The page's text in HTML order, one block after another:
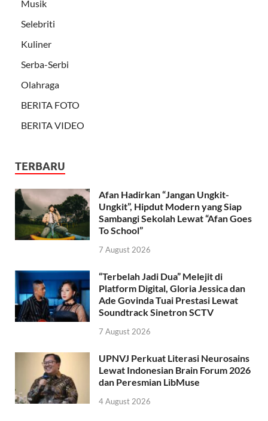
Musik
Selebriti
Kuliner
Serba-Serbi
Olahraga
BERITA FOTO
BERITA VIDEO
TERBARU
Afan Hadirkan “Jangan Ungkit-
Ungkit”, Hipdut Modern yang Siap
Sambangi Sekolah Lewat “Afan Goes
To School”
7 August 2026
“Terbelah Jadi Dua” Melejit di
Platform Digital, Gloria Jessica dan
Ade Govinda Tuai Prestasi Lewat
Soundtrack Sinetron SCTV
7 August 2026
UPNVJ Perkuat Literasi Neurosains
Lewat Indonesian Brain Forum 2026
dan Peresmian LibMuse
4 August 2026